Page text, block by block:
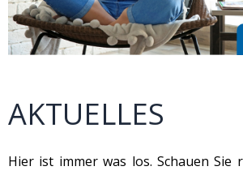
AKTUELLES
Hier ist immer was los. Schauen Sie